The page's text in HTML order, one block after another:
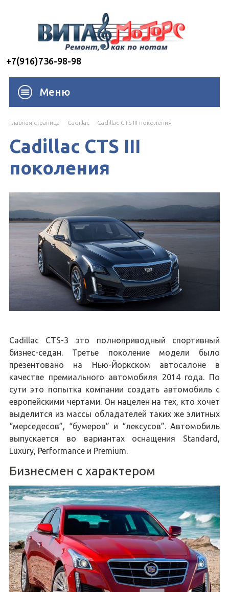
+7(916)736-98-98
Меню
Главная страница Cadillac Cadillac CTS III поколения
Cadillac CTS III
поколения
Cadillac CTS-3 это полноприводный спортивный
бизнес-седан. Третье поколение модели было
презентовано на Нью-Йоркском автосалоне в
качестве премиального автомобиля 2014 года. По
сути это попытка компании создать автомобиль с
европейскими чертами. Он нацелен на тех, кто хочет
выделится из массы обладателей таких же элитных
“мерседесов”, “бумеров” и “лексусов”. Автомобиль
выпускается во вариантах оснащения Standard,
Luxury, Performance и Premium.
Бизнесмен с характером